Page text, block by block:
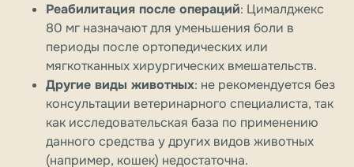
Реабилитация после операций: Цималджекс
80 мг назначают для уменьшения боли в
периоды после ортопедических или
мягкотканных хирургических вмешательств.
Другие виды животных: не рекомендуется без
консультации ветеринарного специалиста, так
как исследовательская база по применению
данного средства у других видов животных
(например, кошек) недостаточна.